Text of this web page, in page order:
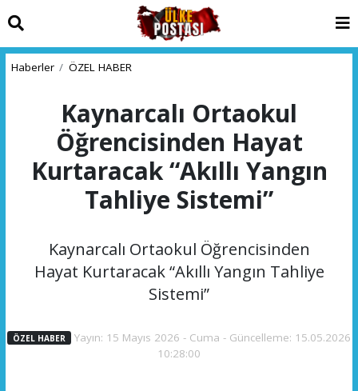
Haberler ÖZEL HABER
Kaynarcalı Ortaokul
Öğrencisinden Hayat
Kurtaracak “Akıllı Yangın
Tahliye Sistemi”
Kaynarcalı Ortaokul Öğrencisinden
Hayat Kurtaracak “Akıllı Yangın Tahliye
Sistemi”
ÖZEL HABER Yayın: 15 Mayıs 2026 - Cuma - Güncelleme: 15.05.2026
10:28:00